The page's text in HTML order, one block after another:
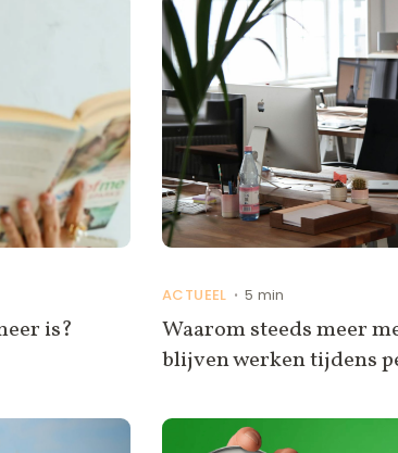
is?
ACTUEEL • 5 min
Waarom steeds meer
blijven werken tijdens